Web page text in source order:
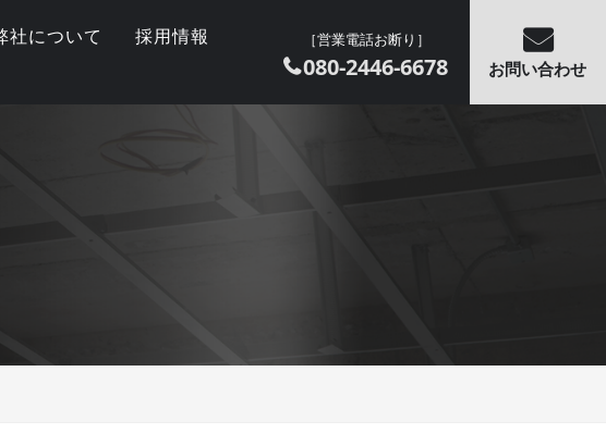
社について
採用情報
［営業電話お断り］
080-2446-6678 お問い合わせ